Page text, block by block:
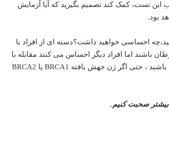
این تست، کمک کند تصمیم بگیرید که آیا آزمایش
بود.
احساسی خواهید داشت؟دسته ای از افراد با
باشند اما افراد دیگر احساس می کنند مقابله با
این کار بسیار سخت خواهد بود.در مورد احساسات خود با پزشک صحبت کنید و به یاد داشته باشید ، حتی اگر ژن جهش یافته BRCA1 یا BRCA2
بیشتر صحبت کنیم.